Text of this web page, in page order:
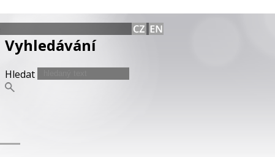
Vyhledávání
Hledat